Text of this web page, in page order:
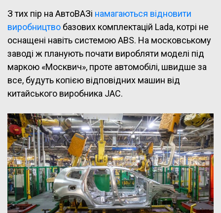
З тих пір на АвтоВАЗі намагаються відновити
виробництво базових комплектацій Lada, котрі не
оснащені навіть системою ABS. На московському
заводі ж планують почати виробляти моделі під
маркою «Москвич», проте автомобілі, швидше за
все, будуть копією відповідних машин від
китайського виробника JAC.